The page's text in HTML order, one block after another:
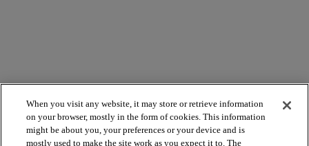
When you visit any website, it may store or retrieve information
on your browser, mostly in the form of cookies. This information
might be about you, your preferences or your device and is
mostly used to make the site work as you expect it to. The